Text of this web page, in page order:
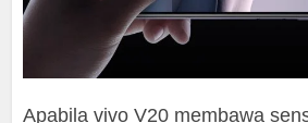
Apabila vivo V20 membawa